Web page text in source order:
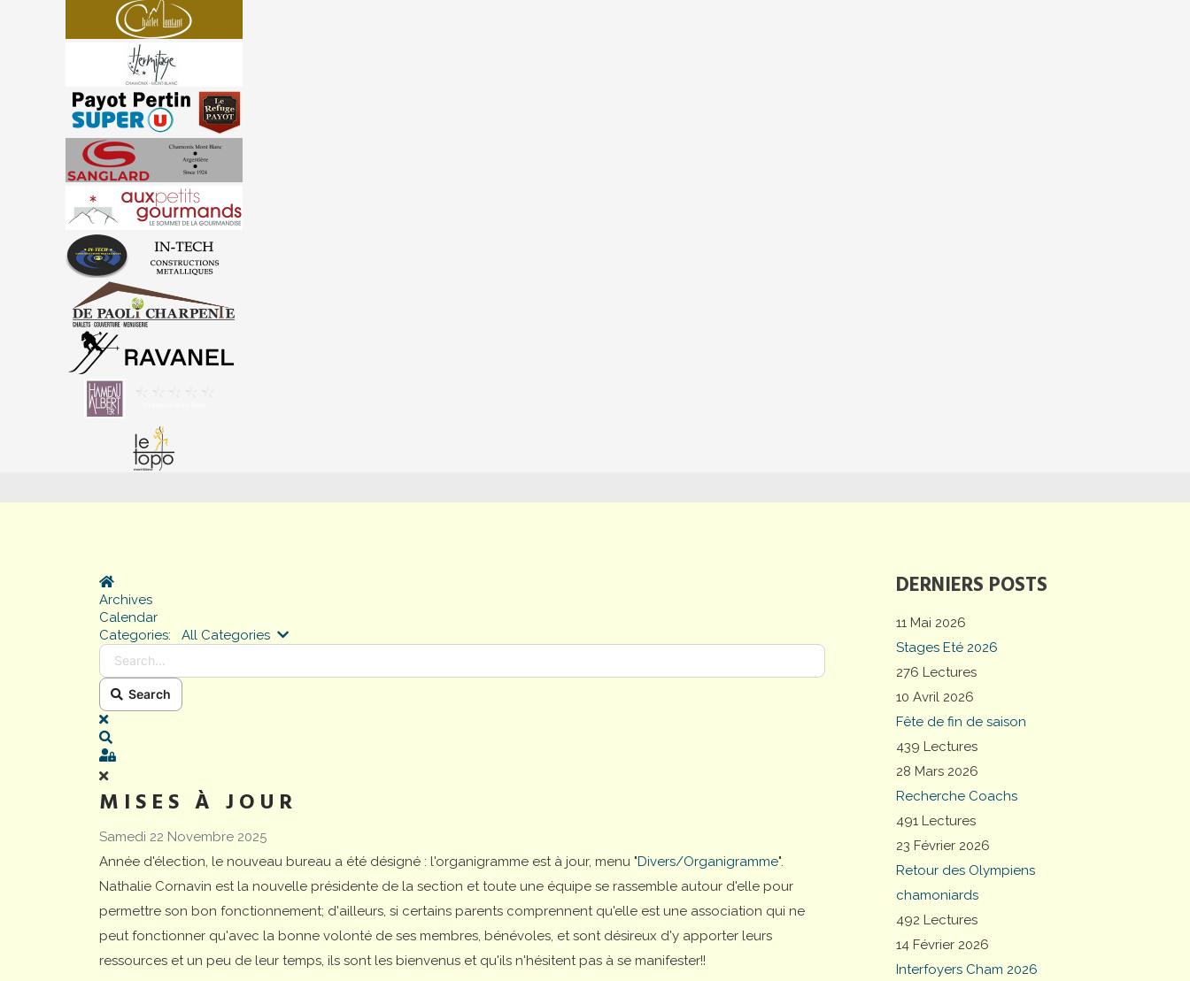
DERNIERS POSTS
11 Mai 2026
Stages Eté 2026
276 Lectures
10 Avril 2026
Fête de fin de saison
439 Lectures
28 Mars 2026
Recherche Coachs
491 Lectures
23 Février 2026
Retour des Olympiens
chamoniards
492 Lectures
14 Février 2026
Interfoyers Cham 2026
Home
Archives
Calendar
Categories:
All Categories Search...
Search
x
Sign In
MISES À JOUR
Samedi 22 Novembre 2025
Année d'élection, le nouveau bureau a été désigné : l'organigramme est à jour, menu "Divers/Organigramme".
Nathalie Cornavin est la nouvelle présidente de la section et toute une équipe se rassemble autour d'elle pour
permettre son bon fonctionnement; d'ailleurs, si certains parents comprennent qu'elle est une association qui ne
peut fonctionner qu'avec la bonne volonté de ses membres, bénévoles, et sont désireux d'y apporter leurs
ressources et un peu de leur temps, ils sont les bienvenus et qu'ils n'hésitent pas à se manifester!!